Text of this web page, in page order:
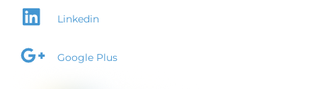
Linkedin
Google Plus